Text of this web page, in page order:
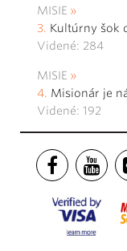
MISIE
Kultúrny šok
Videné: 284
MISIE
Misionár je
Videné: 192